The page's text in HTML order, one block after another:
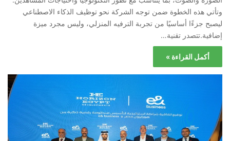
وتأتي هذه الخطوة ضمن توجه الشركة نحو توظيف الذكاء الاصطناعي
ليصبح جزءًا أساسيًا من تجربة الترفيه المنزلي، وليس مجرد ميزة
إضافية.تتصدر تقنية…
أكمل القراءة »